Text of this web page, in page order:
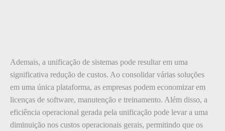
Ademais, a unificação de sistemas pode resultar em uma
significativa redução de custos. Ao consolidar várias soluções
em uma única plataforma, as empresas podem economizar em
licenças de software, manutenção e treinamento. Além disso, a
eficiência operacional gerada pela unificação pode levar a uma
diminuição nos custos operacionais gerais, permitindo que os